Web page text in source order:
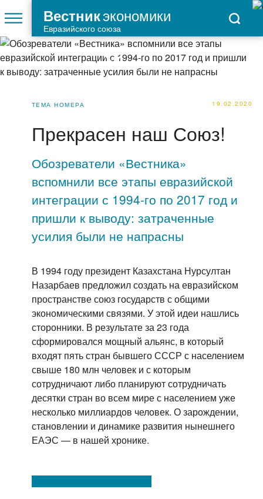
Вестникэкономики
Евразийского союза
ТЕМА НОМЕРА 19.02.2020
Прекрасен наш Союз!
Обозреватели «Вестника»
вспомнили все этапы евразийской
интеграции с 1994-го по 2017 год и
пришли к выводу: затраченные
усилия были не напрасны
В 1994 году президент Казахстана Нурсултан
Назарбаев предложил создать на евразийском
пространстве союз государств с общими
экономическими связями. У этой идеи нашлись
сторонники. В результате за 23 года
сформировался мощный альянс, в который
входят пять стран бывшего СССР с населением
свыше 180 млн человек и с которым
сотрудничают либо планируют сотрудничать
десятки стран во всем мире с населением уже
несколько миллиардов человек. О зарождении,
становлении и динамике развития нынешнего
ЕАЭС — в нашей хронике.